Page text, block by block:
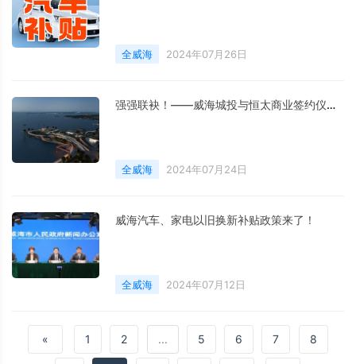
全威海 2024年07月26日
强强联袂！——威海城投与恒太商业签约仪式即将盛大启幕
全威海 2024年07月24日
威海汽车、家电以旧换新补贴政策来了！
全威海 2024年07月12日
« 1 2 ... 5 6 7 8